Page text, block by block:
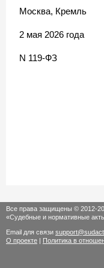
Москва, Кремль
2 мая 2026 года
N 119-ФЗ
Все права защищены © 2012-
«Судебные и нормативные
Email для связи
О проекте | Политика в